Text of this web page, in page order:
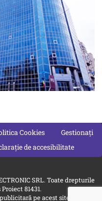
Cookies
Gestionați
de accesibilitate
SRL. Toate drepturile
81431.
pe acest site: